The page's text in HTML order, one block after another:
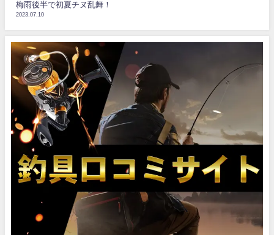
梅雨後半で初夏チヌ乱舞！
2023.07.10